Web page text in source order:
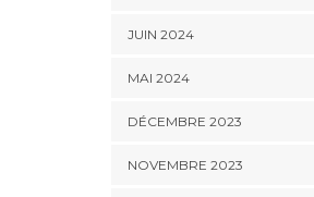
JUIN 2024
MAI 2024
DÉCEMBRE 2023
NOVEMBRE 2023